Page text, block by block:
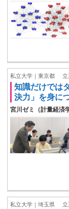
私立大学｜東京都 立
知識だけでは
決力」を身に
宮川ゼミ（計量経済学
私立大学｜埼玉県 立